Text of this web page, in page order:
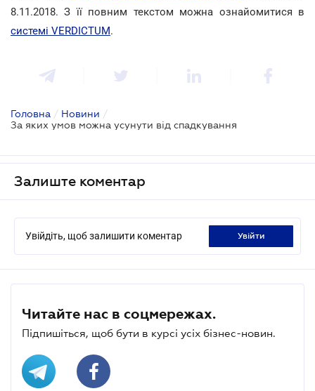
8.11.2018. З її повним текстом можна ознайомитися в
системі VERDICTUM.
Головна / Новини /
За яких умов можна усунути від спадкування
Залиште коментар
Увійдіть, щоб залишити коментар увійти
Читайте нас в соцмережах.
Підпишіться, щоб бути в курсі усіх бізнес-новин.